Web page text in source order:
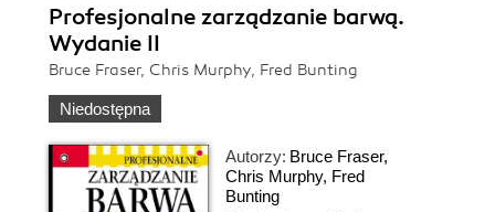
Profesjonalne zarządzanie barwą.
Wydanie II
Bruce Fraser, Chris Murphy, Fred Bunting
Niedostępna
Autorzy: Bruce Fraser,
Chris Murphy, Fred
Bunting